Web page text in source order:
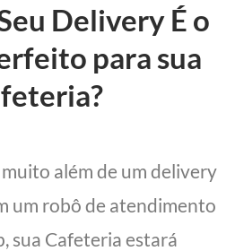
Delivery É o
para sua
além de um delivery
um robô de atendimento
sua Cafeteria estará